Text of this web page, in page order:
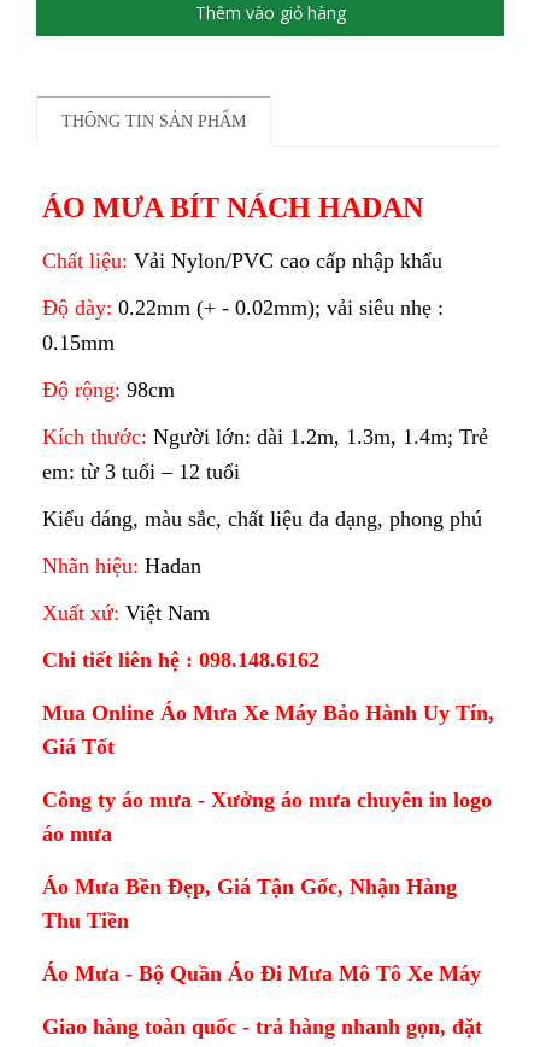
Thêm vào giỏ hàng
THÔNG TIN SẢN PHẨM
ÁO MƯA BÍT NÁCH HADAN
Chất liệu: Vải Nylon/PVC cao cấp nhập khẩu
Độ dày: 0.22mm (+ - 0.02mm); vải siêu nhẹ :
0.15mm
Độ rộng: 98cm
Kích thước: Người lớn: dài 1.2m, 1.3m, 1.4m; Trẻ
em: từ 3 tuổi – 12 tuổi
Kiểu dáng, màu sắc, chất liệu đa dạng, phong phú
Nhãn hiệu: Hadan
Xuất xứ: Việt Nam
Chi tiết liên hệ : 098.148.6162
Mua Online Áo Mưa Xe Máy Bảo Hành Uy Tín,
Giá Tốt
Công ty áo mưa - Xưởng áo mưa chuyên in logo
áo mưa
Áo Mưa Bền Đẹp, Giá Tận Gốc, Nhận Hàng
Thu Tiền
Áo Mưa - Bộ Quần Áo Đi Mưa Mô Tô Xe Máy
Giao hàng toàn quốc - trả hàng nhanh gọn, đặt